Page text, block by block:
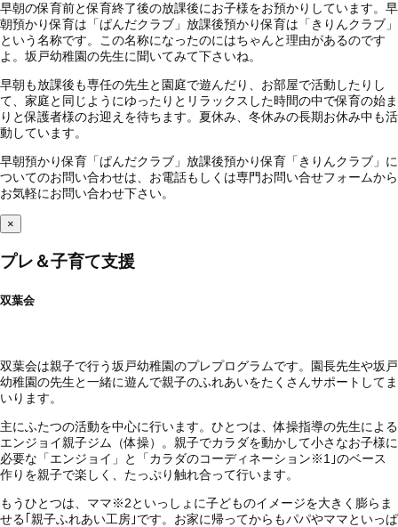
早朝の保育前と保育終了後の放課後にお子様をお預かりしています。早
朝預かり保育は「ぱんだクラブ」放課後預かり保育は「きりんクラブ」
という名称です。この名称になったのにはちゃんと理由があるのです
よ。坂戸幼稚園の先生に聞いてみて下さいね。
早朝も放課後も専任の先生と園庭で遊んだり、お部屋で活動したりし
て、家庭と同じようにゆったりとリラックスした時間の中で保育の始ま
りと保護者様のお迎えを待ちます。夏休み、冬休みの長期お休み中も活
動しています。
早朝預かり保育「ぱんだクラブ」放課後預かり保育「きりんクラブ」に
ついてのお問い合わせは、お電話もしくは専門お問い合せフォームから
お気軽にお問い合わせ下さい。
×
プレ＆子育て支援
双葉会
双葉会は親子で行う坂戸幼稚園のプレプログラムです。園長先生や坂戸
幼稚園の先生と一緒に遊んで親子のふれあいをたくさんサポートしてま
いります。
主にふたつの活動を中心に行います。ひとつは、体操指導の先生による
エンジョイ親子ジム（体操）。親子でカラダを動かして小さなお子様に
必要な「エンジョイ」と「カラダのコーディネーション※1 ｣のベース
作りを親子で楽しく、たっぷり触れ合って行います。
もうひとつは、ママ※2といっしょに子どものイメージを大きく膨らま
せる｢親子ふれあい工房｣です。お家に帰ってからもパパやママといっぱ